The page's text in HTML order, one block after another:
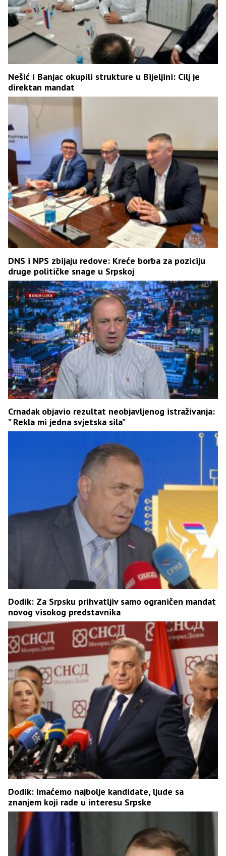
Nešić i Banjac okupili strukture u Bijeljini: Cilj je
direktan mandat
DNS i NPS zbijaju redove: Kreće borba za poziciju
druge političke snage u Srpskoj
Crnadak objavio rezultat neobjavljenog istraživanja:
” Rekla mi jedna svjetska sila”
Dodik: Za Srpsku prihvatljiv samo ograničen mandat
novog visokog predstavnika
Dodik: Imaćemo najbolje kandidate, ljude sa
znanjem koji rade u interesu Srpske